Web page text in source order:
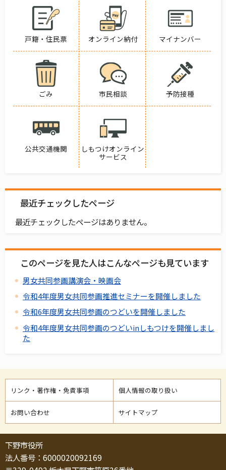
戸籍・住民票 オンライン納付 マイナンバー
ごみ 市民相談 予防接種
公共交通機関
しもつけオンライン
サービス
最近チェックしたページ
最近チェックしたページはありません。
このページを見た人はこんなページも見ています
男女共同参画講演会・映画会
令和4年度男女共同参画推進セミナーを開催しました
令和6年度男女共同参画のつどいを開催しました
令和4年度男女共同参画のつどいinしもつけを開催しまし
た
リンク・著作権・免責事項 個人情報の取り扱い
お問い合わせ サイトマップ
下野市役所
法人番号：6000020092169